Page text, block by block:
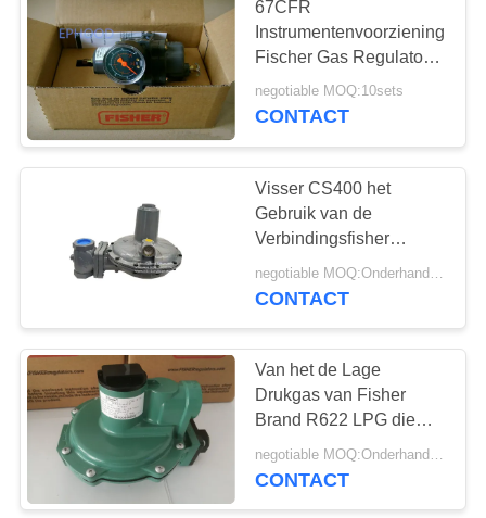
Klepinstelmechanisme
De Klep van de
Rexrothsolenoïde
14
Neig
Grensschakelaar
67CFR
Instrumentenvoorziening
Fischer Gas Regulator
Fischer Drukregelaar
Valve Voor
negotiable MOQ:10sets
CONTACT
Visser CS400 het
Gebruik van de
Verbindingsfisher
regulator valve
CS400IN8EC8 van het 2
CONTACT
Van het de Lage
Drukgas van Fisher
Brand R622 LPG die
van de
Regelgeversemerson
CONTACT